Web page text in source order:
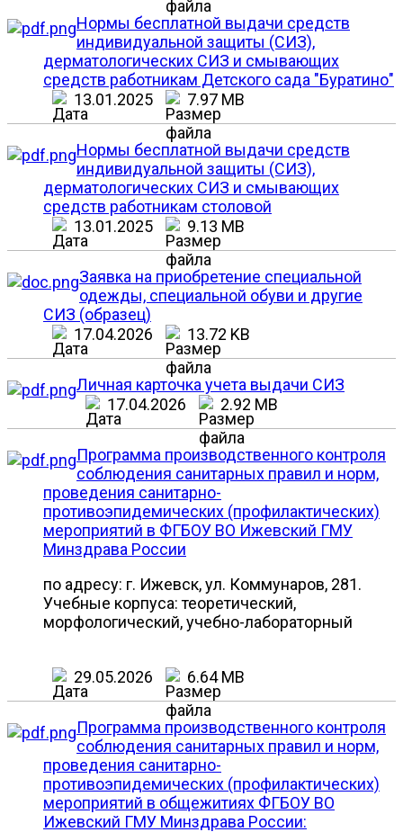
Нормы бесплатной выдачи средств
индивидуальной защиты (СИЗ),
дерматологических СИЗ и смывающих
средств работникам Детского сада "Буратино"
13.01.2025
7.97 MB
Нормы бесплатной выдачи средств
индивидуальной защиты (СИЗ),
дерматологических СИЗ и смывающих
средств работникам столовой
13.01.2025
9.13 MB
Заявка на приобретение специальной
одежды, специальной обуви и другие
СИЗ (образец)
17.04.2026
13.72 KB
Личная карточка учета выдачи СИЗ
17.04.2026
2.92 MB
Программа производственного контроля
соблюдения санитарных правил и норм,
проведения санитарно-
противоэпидемических (профилактических)
мероприятий в ФГБОУ ВО Ижевский ГМУ
Минздрава России
по адресу: г. Ижевск, ул. Коммунаров, 281.
Учебные корпуса: теоретический,
морфологический, учебно-лабораторный
29.05.2026 6.64 MB
Программа производственного контроля
соблюдения санитарных правил и норм,
проведения санитарно-
противоэпидемических (профилактических)
мероприятий в общежитиях ФГБОУ ВО
Ижевский ГМУ Минздрава России: